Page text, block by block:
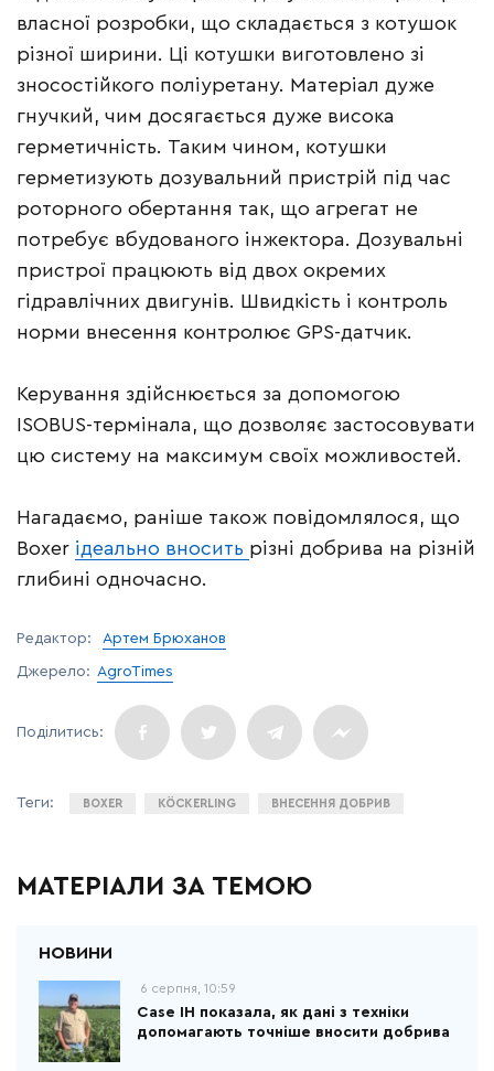
власної розробки, що складається з котушок
різної ширини. Ці котушки виготовлено зі
зносостійкого поліуретану. Матеріал дуже
гнучкий, чим досягається дуже висока
герметичність. Таким чином, котушки
герметизують дозувальний пристрій під час
роторного обертання так, що агрегат не
потребує вбудованого інжектора. Дозувальні
пристрої працюють від двох окремих
гідравлічних двигунів. Швидкість і контроль
норми внесення контролює GPS-датчик.
Керування здійснюється за допомогою
ISOBUS-термінала, що дозволяє застосовувати
цю систему на максимум своїх можливостей.
Нагадаємо, раніше також повідомлялося, що
Boxer ідеально вносить різні добрива на різній
глибині одночасно.
Редактор: Артем Брюханов
Джерело: AgroTimes
BOXER KÖCKERLING ВНЕСЕННЯ ДОБРИВ
МАТЕРІАЛИ ЗА ТЕМОЮ
6 серпня, 10:59
Case IH показала, як дані з техніки
допомагають точніше вносити добрива